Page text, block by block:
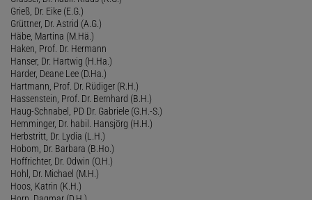
Grieß, Dr. Eike (E.G.)
Grüttner, Dr. Astrid (A.G.)
Häbe, Martina (M.Hä.)
Haken, Prof. Dr. Hermann
Hanser, Dr. Hartwig (H.Ha.)
Harder, Deane Lee (D.Ha.)
Hartmann, Prof. Dr. Rüdiger (R.H.)
Hassenstein, Prof. Dr. Bernhard (B.H.)
Haug-Schnabel, PD Dr. Gabriele (G.H.-S.)
Hemminger, Dr. habil. Hansjörg (H.H.)
Herbstritt, Dr. Lydia (L.H.)
Hobom, Dr. Barbara (B.Ho.)
Hoffrichter, Dr. Odwin (O.H.)
Hohl, Dr. Michael (M.H.)
Hoos, Katrin (K.H.)